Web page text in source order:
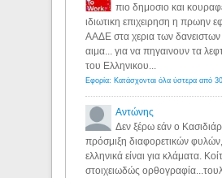
πιο δημοσιο και
ιδιωτικη επιχειρηση η πρωην
ΑΑΔΕ στα χερια των δανειστων
αιμα... για να πηγαινουν τα
του Ελληνικου...
Αντώνης
Δεν ξέρω εάν ο
πρόσμιξη διαφορετικών
ελληνικά είναι για κλάματα.
στοιχειωδώς